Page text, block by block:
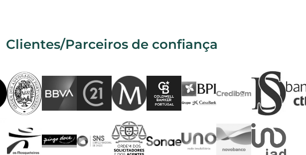
Clientes/Parceiros de confiança